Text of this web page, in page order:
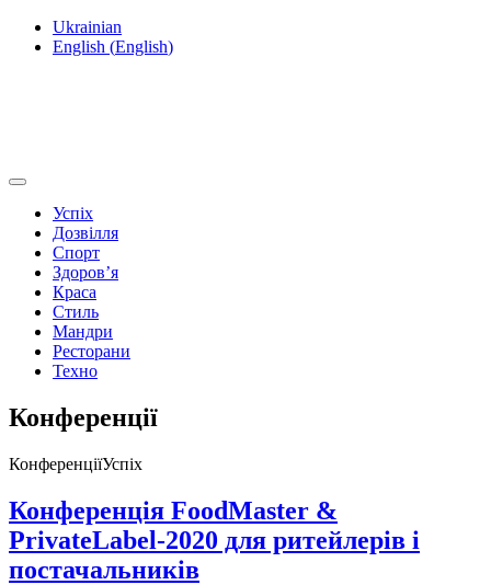
Ukrainian
English (English)
Успіх
Дозвілля
Спорт
Здоров’я
Краса
Стиль
Мандри
Ресторани
Техно
Конференції
КонференціїУспіх
Конференція FoodMaster &
PrivateLabel-2020 для ритейлерів і
постачальників